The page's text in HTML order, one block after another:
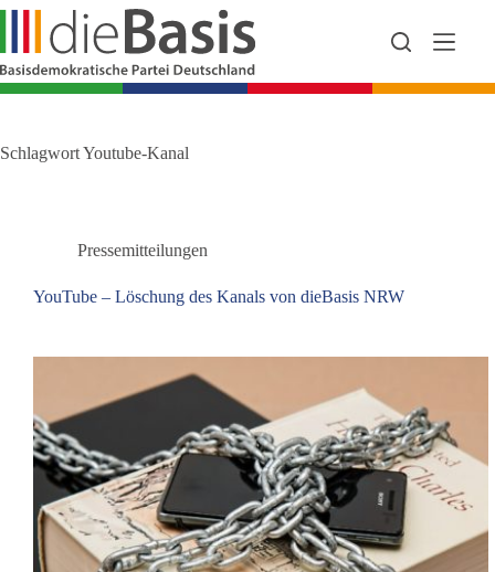
Zum
springen
SchlagwortYoutube-Kanal
Pressemitteilungen
YouTube – Löschung des Kanals von dieBasis NRW